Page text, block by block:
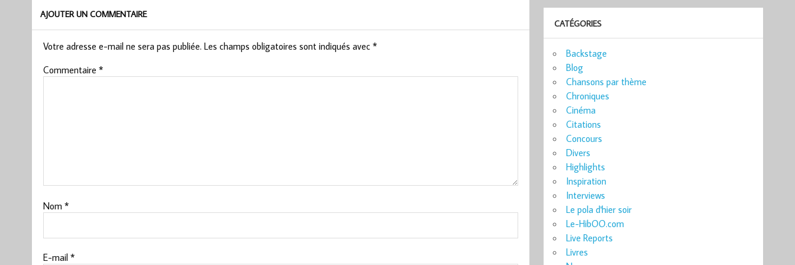
AJOUTER UN COMMENTAIRE
Votre adresse e-mail ne sera pas publiée. Les champs obligatoires sont indiqués avec *
Commentaire *
Nom *
E-mail *
CATÉGORIES
Backstage
Blog
Chansons par thème
Chroniques
Cinéma
Citations
Concours
Divers
Highlights
Inspiration
Interviews
Le pola d'hier soir
Le-HibOO.com
Live Reports
Livres